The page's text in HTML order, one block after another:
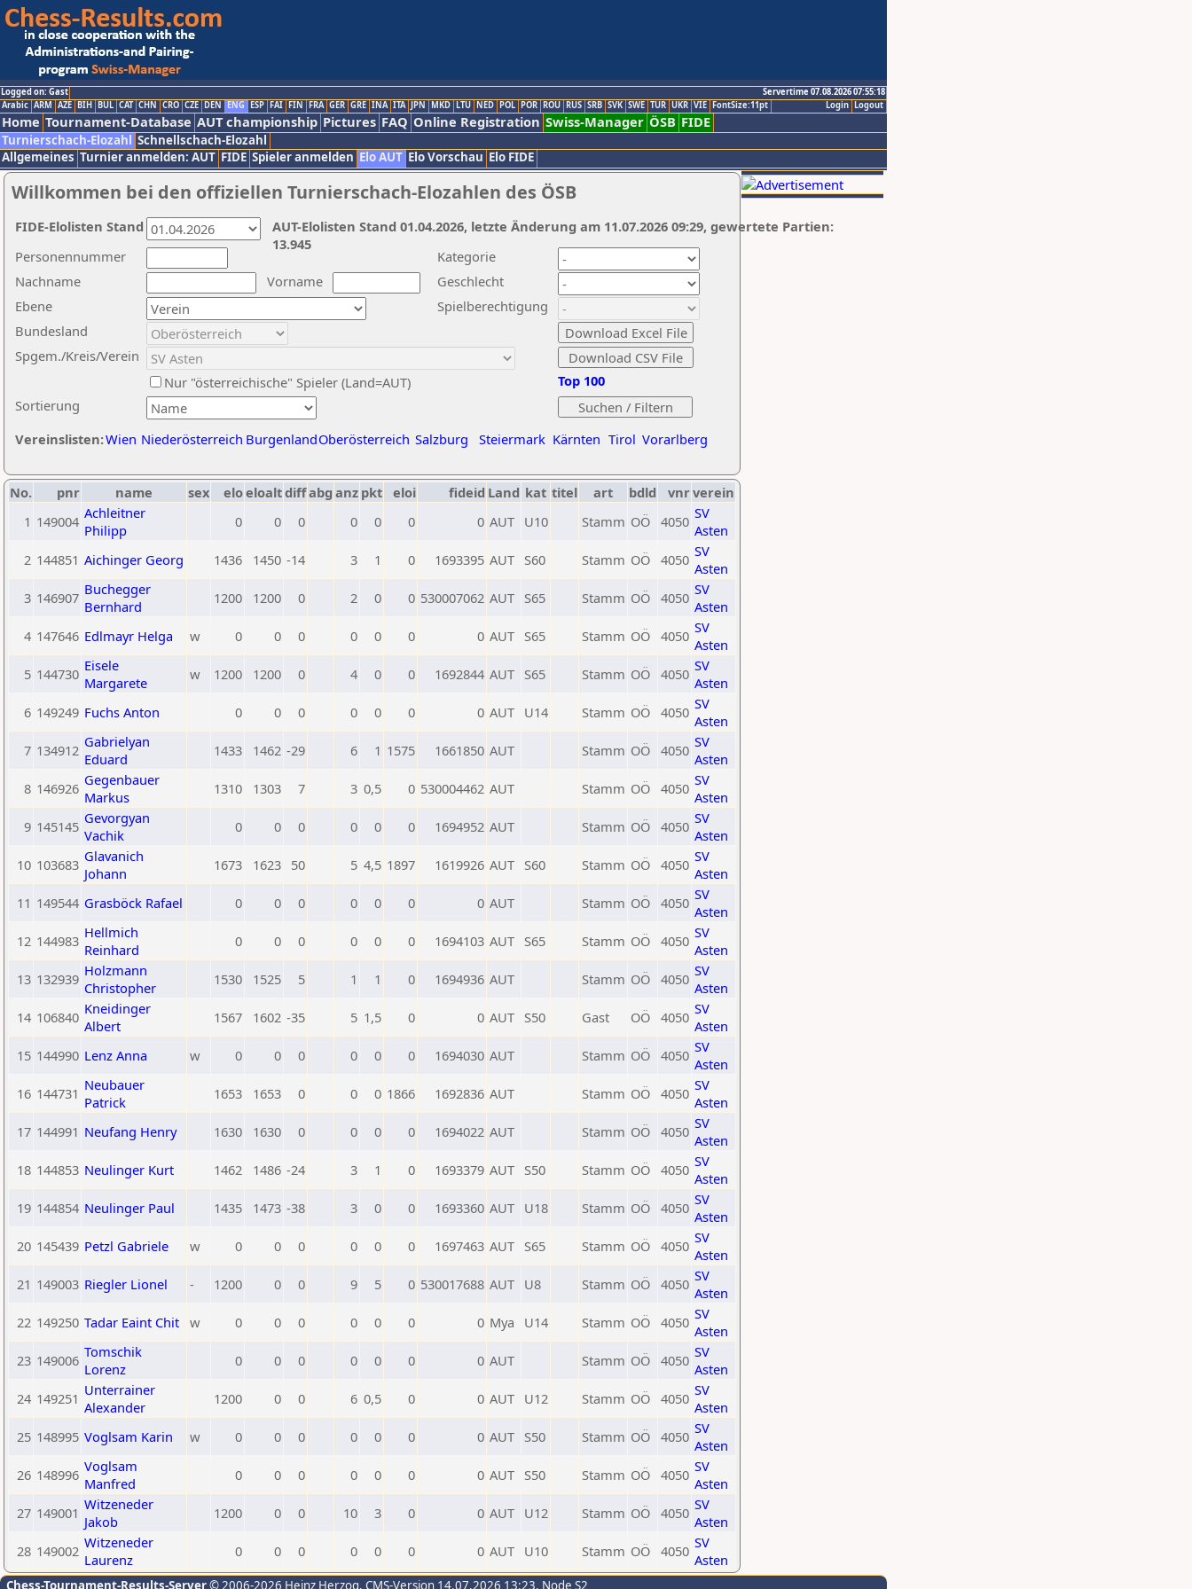
Logged on: Gast
Servertime 07.08.2026 07:55:18
Logout
Login
Arabic ARM AZE BIH BUL CAT CHN CRO CZE DEN ENG ESP FAI FIN FRA GER GRE INA ITA JPN MKD LTU NED POL POR ROU RUS SRB SVK SWE TUR UKR VIE FontSize:11pt
Home Tournament-Database AUT championship Pictures FAQ Online Registration Swiss-Manager ÖSB FIDE
Turnierschach-Elozahl Schnellschach-Elozahl
Allgemeines Turnier anmelden: AUT FIDE Spieler anmelden Elo AUT Elo Vorschau Elo FIDE
Willkommen bei den offiziellen Turnierschach-Elozahlen des ÖSB
Nachname
Vorname
Ebene
Kategorie
Sortierung
Personennummer
Bundesland
Spgem./Kreis/Verein
Geschlecht
Nur "österreichische" Spieler (Land=AUT)
Spielberechtigung
Vereinslisten:Wien Niederösterreich BurgenlandOberösterreich Salzburg Steiermark Kärnten Tirol Vorarlberg
Top 100
AUT-Elolisten Stand 01.04.2026, letzte Änderung am 11.07.2026 09:29, gewertete Partien:
13.945
FIDE-Elolisten Stand
No. pnr name sex eloeloaltdiffabg anz pkt eloi fideid Land kat titel art bdld vnrverein
1 149004 Achleitner
Philipp
0 0 0 0 0 0 0 AUT U10 Stamm OÖ 4050 SV
Asten
2 144851 Aichinger Georg 1436 1450 -14 3 1 0 1693395 AUT S60 Stamm OÖ 4050 SV
Asten
3 146907 Buchegger
Bernhard
1200 1200 0 2 0 0 530007062 AUT S65 Stamm OÖ 4050 SV
Asten
4 147646 Edlmayr Helga w 0 0 0 0 0 0 0 AUT S65 Stamm OÖ 4050 SV
Asten
5 144730 Eisele
Margarete
w 1200 1200 0 4 0 0 1692844 AUT S65 Stamm OÖ 4050 SV
Asten
6 149249 Fuchs Anton 0 0 0 0 0 0 0 AUT U14 Stamm OÖ 4050 SV
Asten
7 134912 Gabrielyan
Eduard
1433 1462 -29 6 1 1575 1661850 AUT Stamm OÖ 4050 SV
Asten
8 146926 Gegenbauer
Markus
1310 1303 7 3 0,5 0 530004462 AUT Stamm OÖ 4050 SV
Asten
9 145145 Gevorgyan
Vachik
0 0 0 0 0 0 1694952 AUT Stamm OÖ 4050 SV
Asten
10 103683 Glavanich
Johann
1673 1623 50 5 4,5 1897 1619926 AUT S60 Stamm OÖ 4050 SV
Asten
11 149544 Grasböck Rafael 0 0 0 0 0 0 0 AUT Stamm OÖ 4050 SV
Asten
12 144983 Hellmich
Reinhard
0 0 0 0 0 0 1694103 AUT S65 Stamm OÖ 4050 SV
Asten
13 132939 Holzmann
Christopher
1530 1525 5 1 1 0 1694936 AUT Stamm OÖ 4050 SV
Asten
14 106840 Kneidinger
Albert
1567 1602 -35 5 1,5 0 0 AUT S50 Gast OÖ 4050 SV
Asten
15 144990 Lenz Anna w 0 0 0 0 0 0 1694030 AUT Stamm OÖ 4050 SV
Asten
16 144731 Neubauer
Patrick
1653 1653 0 0 0 1866 1692836 AUT Stamm OÖ 4050 SV
Asten
17 144991 Neufang Henry 1630 1630 0 0 0 0 1694022 AUT Stamm OÖ 4050 SV
Asten
18 144853 Neulinger Kurt 1462 1486 -24 3 1 0 1693379 AUT S50 Stamm OÖ 4050 SV
Asten
19 144854 Neulinger Paul 1435 1473 -38 3 0 0 1693360 AUT U18 Stamm OÖ 4050 SV
Asten
20 145439 Petzl Gabriele w 0 0 0 0 0 0 1697463 AUT S65 Stamm OÖ 4050 SV
Asten
21 149003 Riegler Lionel - 1200 0 0 9 5 0 530017688 AUT U8 Stamm OÖ 4050 SV
Asten
22 149250 Tadar Eaint Chit w 0 0 0 0 0 0 0 Mya U14 Stamm OÖ 4050 SV
Asten
23 149006 Tomschik
Lorenz
0 0 0 0 0 0 0 AUT Stamm OÖ 4050 SV
Asten
24 149251 Unterrainer
Alexander
1200 0 0 6 0,5 0 0 AUT U12 Stamm OÖ 4050 SV
Asten
25 148995 Voglsam Karin w 0 0 0 0 0 0 0 AUT S50 Stamm OÖ 4050 SV
Asten
26 148996 Voglsam
Manfred
0 0 0 0 0 0 0 AUT S50 Stamm OÖ 4050 SV
Asten
27 149001 Witzeneder
Jakob
1200 0 0 10 3 0 0 AUT U12 Stamm OÖ 4050 SV
Asten
28 149002 Witzeneder
Laurenz
0 0 0 0 0 0 0 AUT U10 Stamm OÖ 4050 SV
Asten
Chess-Tournament-Results-Server© 2006-2026 Heinz Herzog, CMS-Version 14.07.2026 13:23, Node S2